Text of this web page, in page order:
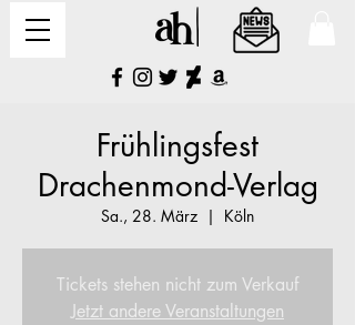
Frühlingsfest
Drachenmond-Verlag
Sa., 28. März
  |
Köln
Tickets stehen nicht zum Verkauf
Jetzt andere Veranstaltungen